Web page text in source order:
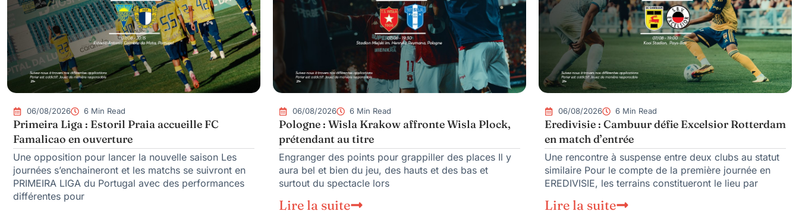
06/08/2026 6 Min Read
Primeira Liga : Estoril Praia accueille FC
Famalicao en ouverture
Une opposition pour lancer la nouvelle saison Les
journées s’enchaineront et les matchs se suivront en
PRIMEIRA LIGA du Portugal avec des performances
différentes pour
06/08/2026 6 Min Read
Pologne : Wisla Krakow affronte Wisla Plock,
prétendant au titre
Engranger des points pour grappiller des places Il y
aura bel et bien du jeu, des hauts et des bas et
surtout du spectacle lors
Lire la suite
06/08/2026 6 Min Read
Eredivisie : Cambuur défie Excelsior Rotterdam
en match d’entrée
Une rencontre à suspense entre deux clubs au statut
similaire Pour le compte de la première journée en
EREDIVISIE, les terrains constitueront le lieu par
Lire la suite